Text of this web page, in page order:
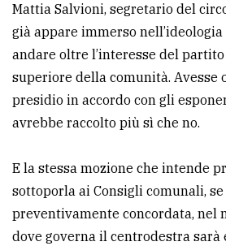
PRIVACY
Privacy
policy
Cookie
policy
Mattia Salvioni, segretario del
già appare immerso
andare oltre l’interesse del
superiore della comunità. Avesse
presidio in accordo con gli
avrebbe raccolto più sì che no.
E la stessa mozione che intende
sottoporla ai Consigli comunali,
preventivamente concordata, nel
dove governa il centrodestra sarà